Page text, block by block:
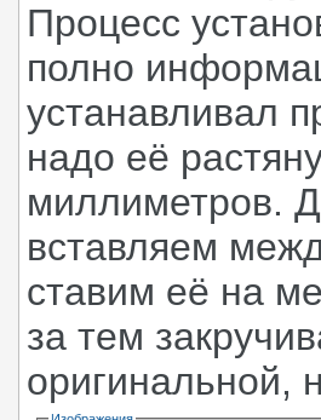
Процесс
полно
устанавливал
надо её
миллиметров.
вставляем
ставим её на
за тем
оригинальной,